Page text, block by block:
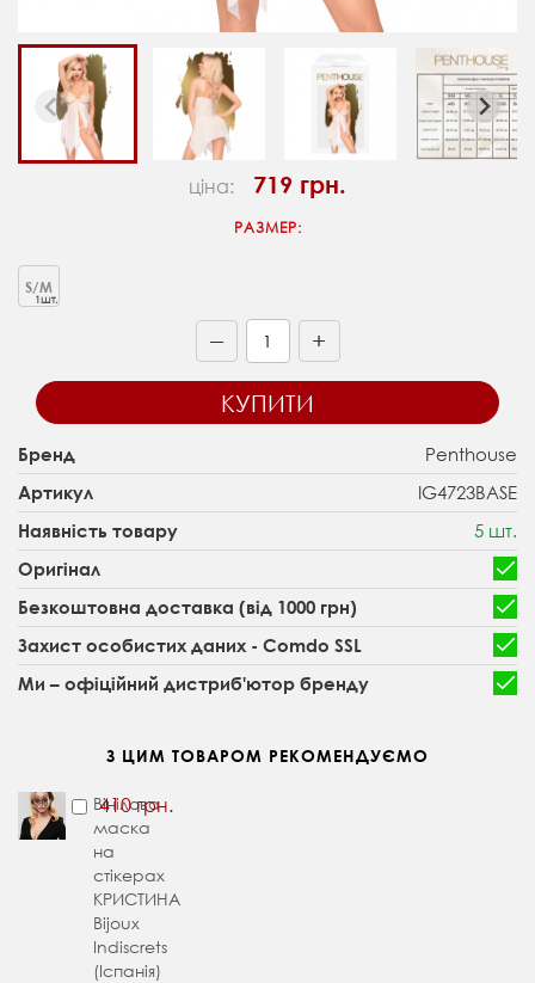
ціна: 719 грн.
РАЗМЕР:
1шт.
S/M
— +
КУПИТИ
Бренд Penthouse
Артикул IG4723BASE
Наявність товару 5 шт.
Оригінал
Безкоштовна доставка (від 1000 грн)
Захист особистих даних - Comdo SSL
Ми – офіційний дистриб'ютор бренду
З ЦИМ ТОВАРОМ РЕКОМЕНДУЄМО
Вінілова
маска
на
стікерах
КРИСТИНА
Bijoux
Indiscrets
(Іспанія)
410 грн.